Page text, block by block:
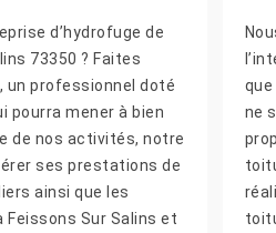
d’hydrofuge de
73350 ? Faites
un professionnel doté
pourra mener à bien
de nos activités, notre
ses prestations de
ainsi que les
Sur Salins et
ne